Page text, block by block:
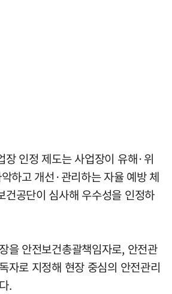
장 인정 제도는 사업장이 유해·위
하고 개선·관리하는 자율 예방 체
건공단이 심사해 우수성을 인정하
을 안전보건총괄책임자로, 안전관
자로 지정해 현장 중심의 안전관리
.